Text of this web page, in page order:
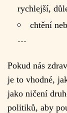
rychlejší,
chtění
…
Pokud nás
je to vhodné,
jako ničení
politiků, aby